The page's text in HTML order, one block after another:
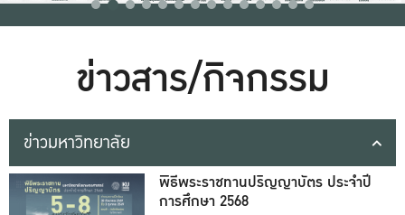
ข่าวสาร/กิจกรรม
ข่าวมหาวิทยาลัย
พิธีพระราชทานปริญญาบัตร ประจำปี
การศึกษา 2568